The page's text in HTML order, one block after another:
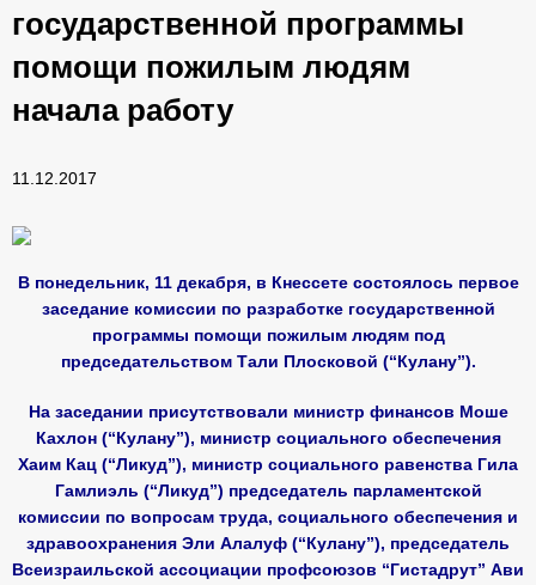
государственной программы
помощи пожилым людям
начала работу
11.12.2017
В понедельник, 11 декабря, в Кнессете состоялось первое
заседание комиссии по разработке государственной
программы помощи пожилым людям под
председательством Тали Плосковой (“Кулану”).
На заседании присутствовали министр финансов Моше
Кахлон (“Кулану”), министр социального обеспечения
Хаим Кац (“Ликуд”), министр социального равенства Гила
Гамлиэль (“Ликуд”) председатель парламентской
комиссии по вопросам труда, социального обеспечения и
здравоохранения Эли Алалуф (“Кулану”), председатель
Всеизраильской ассоциации профсоюзов “Гистадрут” Ави